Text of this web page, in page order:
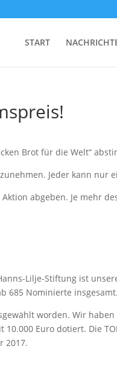
START
Brot für die Welt“
Jeder kann nur
abgeben. Je mehr
Lilje-Stiftung ist
685 Nomi­nierte ins­ge­samt.
worden. Wir
Euro dotiert. Die
2017.